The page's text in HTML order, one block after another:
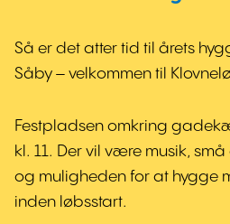
Så er det atter tid til årets
Såby – velkommen til
Festpladsen omkring
kl. 11. Der vil være musik,
og muligheden for at hygge
inden løbsstart.